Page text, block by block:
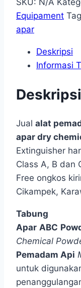
Equipament
apar
Deskripsi
Informasi
Deskripsi
Jual alat
apar dry
Extinguisher
Class A, B dan
Free ongkos
Cikampek,
Tabung
Apar ABC
Chemical
Pemadam Api
untuk